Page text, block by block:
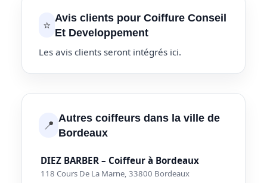
⭐ Avis clients pour Coiffure Conseil
Et Developpement
Les avis clients seront intégrés ici.
📍 Autres coiffeurs dans la ville de
Bordeaux
DIEZ BARBER – Coiffeur à Bordeaux
118 Cours De La Marne, 33800 Bordeaux